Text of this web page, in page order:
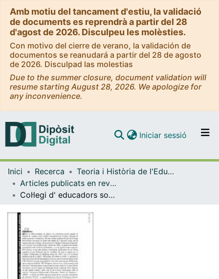
Amb motiu del tancament d'estiu, la validació
de documents es reprendrà a partir del 28
d'agost de 2026. Disculpeu les molèsties.
Con motivo del cierre de verano, la validación de
documentos se reanudará a partir del 28 de agosto
de 2026. Disculpad las molestias
Due to the summer closure, document validation will
resume starting August 28, 2026. We apologize for
any inconvenience.
Navega per tot el DD
Iniciar sessió (current)
Inici Recerca
Teoria i Història de l'Educació
Articles publicats en revistes (Teoria i Història de l'Educació)
Col·legi d' educadors socials de Catalunya: un nou i necessari instrument al servei de la professió